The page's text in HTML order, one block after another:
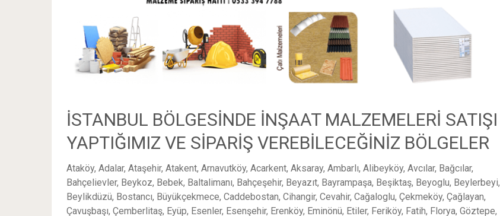
İSTANBUL BÖLGESİNDE İNŞAAT MALZEMELERİ SATIŞI
YAPTIĞIMIZ VE SİPARİŞ VEREBİLECEĞİNİZ BÖLGELER
Ataköy, Adalar, Ataşehir, Atakent, Arnavutköy, Acarkent, Aksaray, Ambarlı, Alibeyköy, Avcılar, Bağcılar,
Bahçelievler, Beykoz, Bebek, Baltalimanı, Bahçeşehir, Beyazıt, Bayrampaşa, Beşiktaş, Beyoglu, Beylerbeyi,
Beylikdüzü, Bostancı, Büyükçekmece, Caddebostan, Cihangir, Cevahir, Cağaloglu, Çekmeköy, Çağlayan,
Çavuşbaşı, Çemberlitaş, Eyüp, Esenler, Esenşehir, Erenköy, Eminönü, Etiler, Feriköy, Fatih, Florya, Göztepe,